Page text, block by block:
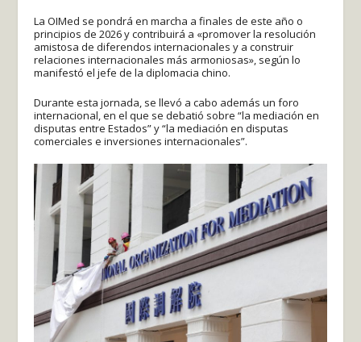
La OIMed se pondrá en marcha a finales de este año o
principios de 2026 y contribuirá a «promover la resolución
amistosa de diferendos internacionales y a construir
relaciones internacionales más armoniosas», según lo
manifestó el jefe de la diplomacia chino.
Durante esta jornada, se llevó a cabo además un foro
internacional, en el que se debatió sobre “la mediación en
disputas entre Estados” y “la mediación en disputas
comerciales e inversiones internacionales”.